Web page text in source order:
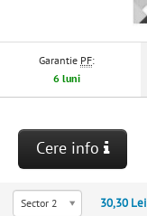
Garantie PF:
6 luni
Cere info
Sector 2 30,30 Lei